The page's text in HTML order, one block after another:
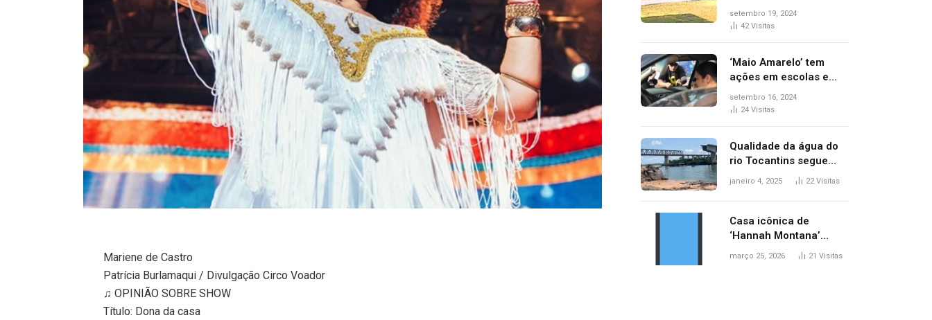
Mariene de Castro
Patrícia Burlamaqui / Divulgação Circo Voador
♫ OPINIÃO SOBRE SHOW
Título: Dona da casa
delegado aposentado
durante confusão no
setembro 19, 2024
42Visitas
‘Maio Amarelo’ tem
ações em escolas e
ruas para prevenir
acidentes no trânsito
setembro 16, 2024
24 Visitas
Qualidade da água do
rio Tocantins segue
sem indicar alterações
afirma ANA
janeiro 4, 2025 22Visitas
Casa icônica de
‘Hannah Montana’
poderá ser alugada por
março 25, 2026 21 Visitas